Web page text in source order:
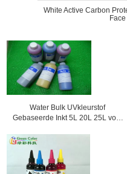
White Active Carbon
Water Bulk UVkleurstof
Gebaseerde Inkt 5L 20L 25L voor